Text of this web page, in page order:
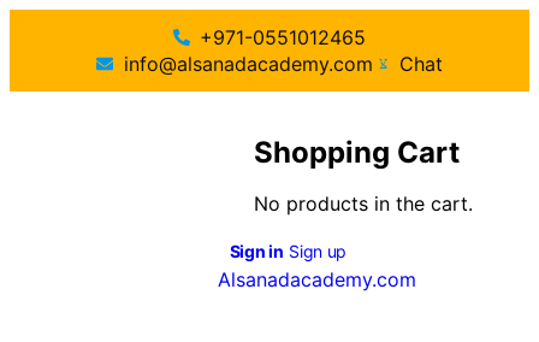
+971-0551012465
info@alsanadacademy.com
Chat
Shopping Cart
No products in the cart.
Sign in Sign up
Alsanadacademy.com